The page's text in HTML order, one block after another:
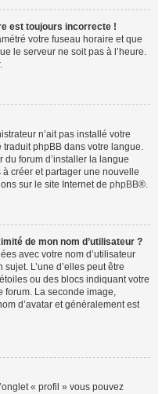
est toujours incorrecte !
votre fuseau horaire et que
le serveur ne soit pas à l’heure.
n’ait pas installé votre
traduit phpBB dans votre langue.
du forum d’installer la langue
à créer et partager une nouvelle
sur le site Internet de phpBB®.
de mon nom d’utilisateur ?
avec votre nom d’utilisateur
L’une d’elles peut être
ou des blocs indiquant votre
forum. La seconde image,
d’avatar et généralement est
« profil » vous pouvez